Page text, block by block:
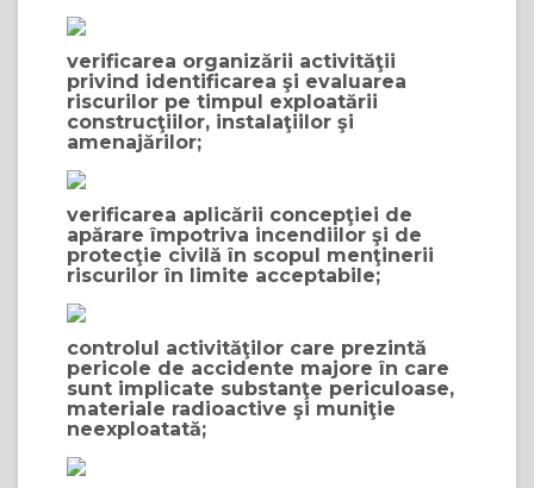
verificarea organizării activităţii
privind identificarea şi evaluarea
riscurilor pe timpul exploatării
construcţiilor, instalaţiilor şi
amenajărilor;
verificarea aplicării concepţiei de
apărare împotriva incendiilor şi de
protecţie civilă în scopul menţinerii
riscurilor în limite acceptabile;
controlul activităţilor care prezintă
pericole de accidente majore în care
sunt implicate substanţe periculoase,
materiale radioactive şi muniţie
neexploatată;